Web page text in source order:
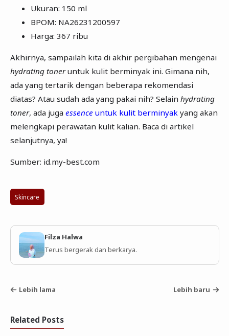
Ukuran: 150 ml
BPOM: NA26231200597
Harga: 367 ribu
Akhirnya, sampailah kita di akhir pergibahan mengenai
hydrating toneruntuk kulit berminyak ini. Gimana nih,
ada yang tertarik dengan beberapa rekomendasi
diatas? Atau sudah ada yang pakai nih? Selain hydrating
toner, ada juga essence untuk kulit berminyakyang akan
melengkapi perawatan kulit kalian. Baca di artikel
selanjutnya, ya!
Sumber: id.my-best.com
Skincare
Filza Halwa
Terus bergerak dan berkarya.
Lebih lama Lebih baru
Related Posts